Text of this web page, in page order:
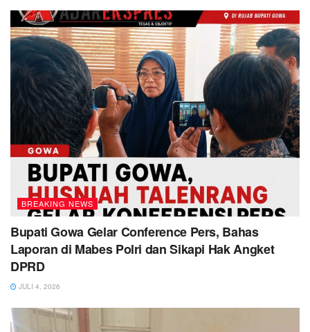
BREAKING NEWS
Bupati Gowa Gelar Conference Pers, Bahas
Laporan di Mabes Polri dan Sikapi Hak Angket
DPRD
JULI 4, 2026